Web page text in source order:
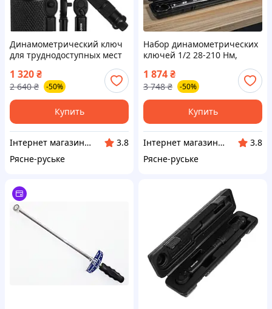
Динамометрический ключ
для труднодоступных мест
1/4 2-24 Nm, Затяжка гбц
динамометрическим
ключом, ITR
1 320₴
2 640 ₴ -50%
Купить
Інтернет магазин Єнот
3.8
Рясне-руське
Набор динамометрических
ключей 1/2 28-210 Нм,
Динамометрический ключ
для зубчатого ремня чпу,
ITR
1 874₴
3 748 ₴ -50%
Купить
Інтернет магазин Єнот
3.8
Рясне-руське